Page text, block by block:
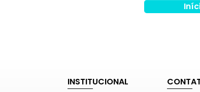
INSTITUCIONAL